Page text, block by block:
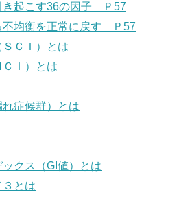
き起こす36の因子 Ｐ57
不均衡を正常に戻す Ｐ57
ＣＩ）とは
Ｉ）とは
症候群）とは
クス（GI値）とは
とは